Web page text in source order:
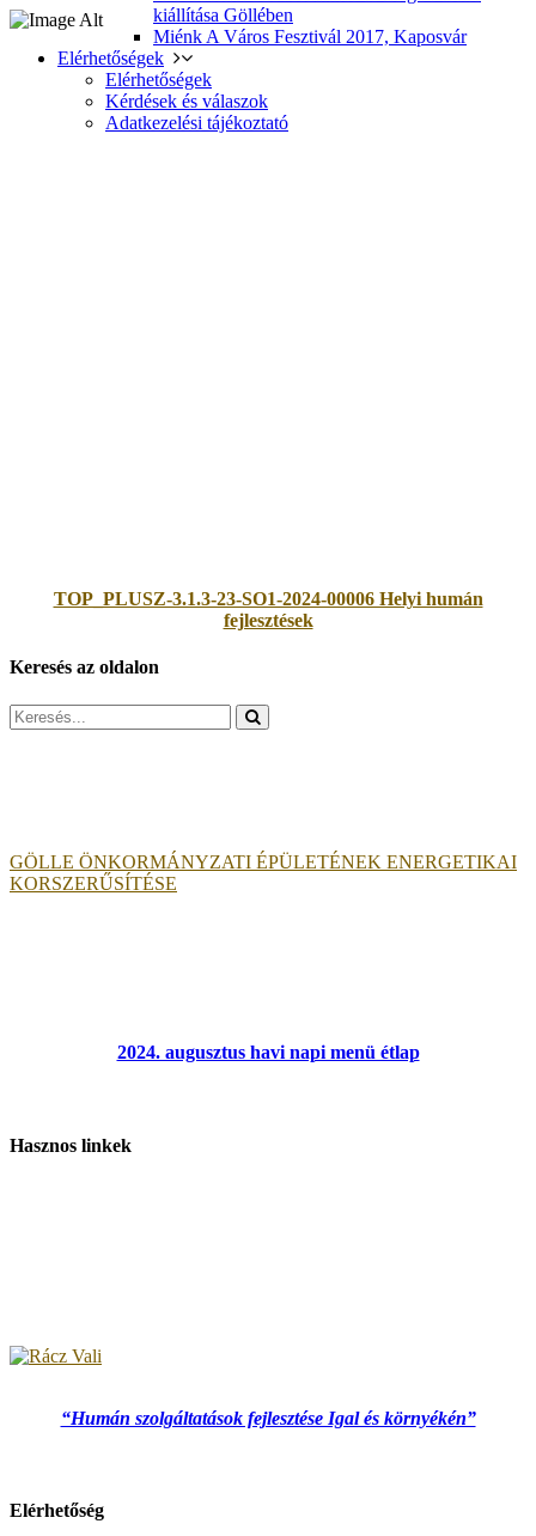
kiállítása Göllében
Miénk A Város Fesztivál 2017, Kaposvár
Elérhetőségek
Elérhetőségek
Kérdések és válaszok
Adatkezelési tájékoztató
TOP_PLUSZ-3.1.3-23-SO1-2024-00006 Helyi humán
fejlesztések
Keresés az oldalon
Search
for:
GÖLLE ÖNKORMÁNYZATI ÉPÜLETÉNEK ENERGETIKAI
KORSZERŰSÍTÉSE
2024. augusztus havi napi menü étlap
Hasznos linkek
“Humán szolgáltatások fejlesztése Igal és környékén”
Elérhetőség